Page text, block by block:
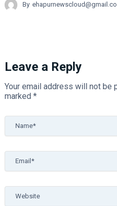
By
Leave a Reply
Your email address will not be
marked *
Name*
Email*
Website